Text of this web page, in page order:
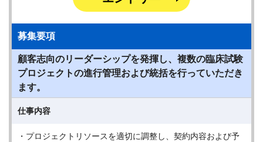
募集要項
顧客志向のリーダーシップを発揮し、複数の臨床試験
プロジェクトの進行管理および統括を行っていただき
ます。
仕事内容
・プロジェクトリソースを適切に調整し、契約内容および予